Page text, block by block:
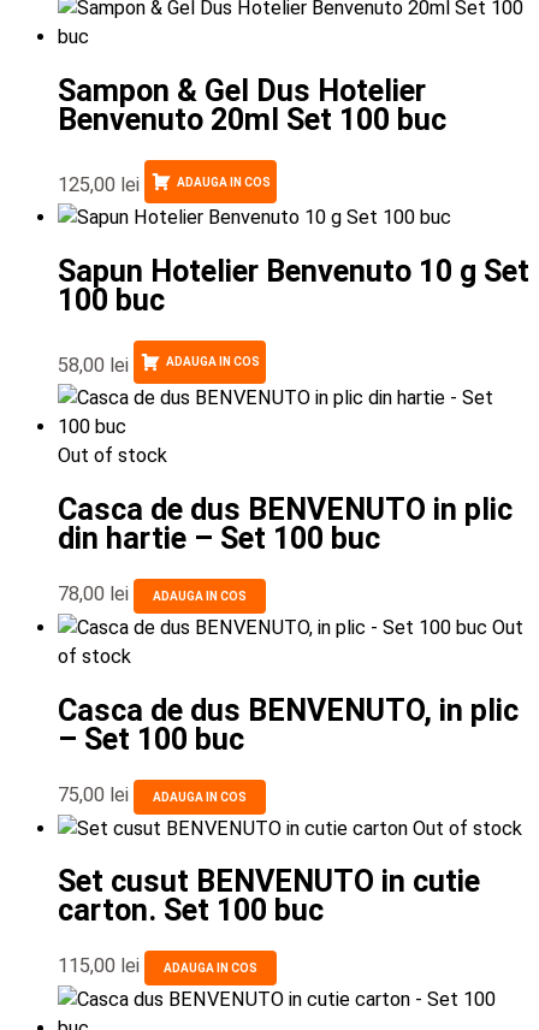
Sampon & Gel Dus Hotelier
Benvenuto 20ml Set 100 buc
125,00 lei ADAUGA IN COS
Sapun Hotelier Benvenuto 10 g Set
100 buc
58,00 lei ADAUGA IN COS
Out of stock
Casca de dus BENVENUTO in plic
din hartie – Set 100 buc
78,00 lei ADAUGA IN COS
Out
of stock
Casca de dus BENVENUTO, in plic
– Set 100 buc
75,00 lei ADAUGA IN COS
Out of stock
Set cusut BENVENUTO in cutie
carton. Set 100 buc
115,00 lei ADAUGA IN COS